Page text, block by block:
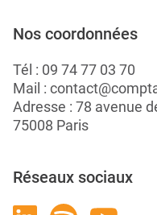
Nos coordonnées
Tél : 09 74 77 03 70
Mail :
Adresse : 78 avenue
75008 Paris
Réseaux sociaux